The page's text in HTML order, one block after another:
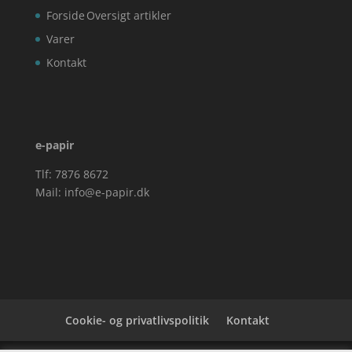
Forside
Varer
Kontakt
Oversigt artikler
e-papir
Tlf: 7876 8672
Mail: info@e-papir.dk
Cookie- og privatlivspolitik Kontakt